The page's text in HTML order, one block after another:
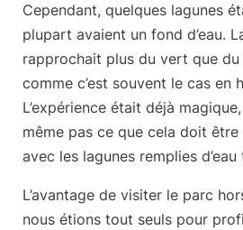
Cependant, quelques lagunes
plupart avaient un fond d’eau.
rapprochait plus du vert que
comme c’est souvent le cas en
L’expérience était déjà
même pas ce que cela doit être
avec les lagunes remplies d’eau
L’avantage de visiter le parc
nous étions tout seuls pour